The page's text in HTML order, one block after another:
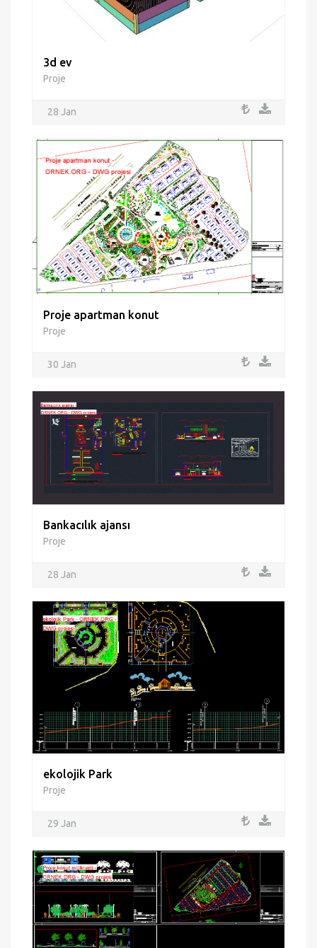
3d ev
Proje
28 Jan
Proje apartman konut
Proje
30 Jan
Bankacılık ajansı
Proje
28 Jan
ekolojik Park
Proje
29 Jan